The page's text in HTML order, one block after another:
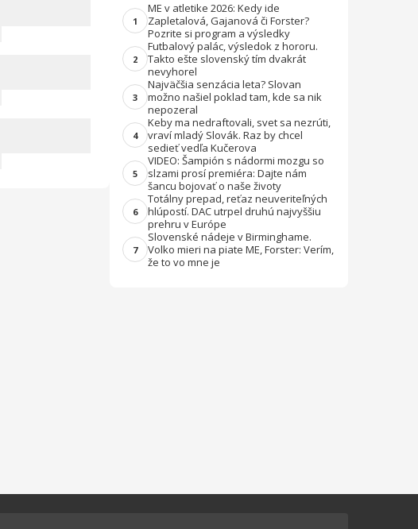
1
ME v atletike 2026: Kedy ide
Zapletalová, Gajanová či Forster?
Pozrite si program a výsledky
2
Futbalový palác, výsledok z hororu.
Takto ešte slovenský tím dvakrát
nevyhorel
3
Najväčšia senzácia leta? Slovan
možno našiel poklad tam, kde sa nik
nepozeral
4
Keby ma nedraftovali, svet sa nezrúti,
vraví mladý Slovák. Raz by chcel
sedieť vedľa Kučerova
5
VIDEO: Šampión s nádormi mozgu so
slzami prosí premiéra: Dajte nám
šancu bojovať o naše životy
6
Totálny prepad, reťaz neuveriteľných
hlúpostí. DAC utrpel druhú najvyššiu
prehru v Európe
7
Slovenské nádeje v Birminghame.
Volko mieri na piate ME, Forster: Verím,
že to vo mne je